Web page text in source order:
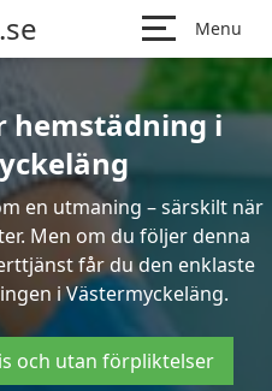
Menu
hemstädning i
en utmaning – särskilt när
Men om du följer denna
får du den enklaste
i Västermyckeläng.
och utan förpliktelser